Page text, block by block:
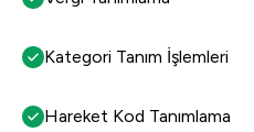
Kategori Tanım İşlemleri
Hareket Kod Tanımlama